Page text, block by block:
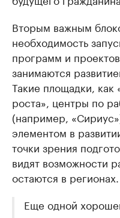
Вторым важным
необходимость
программ и
занимаются
Такие площадки, как
роста», центры по
(например,
элементом в
точки зрения
видят возможности
остаются в регионах.
Еще одной